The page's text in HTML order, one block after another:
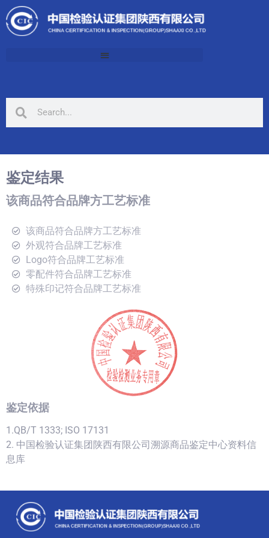
鉴定结果
该商品符合品牌方工艺标准
该商品符合品牌方工艺标准
外观符合品牌工艺标准
Logo符合品牌工艺标准
零配件符合品牌工艺标准
特殊印记符合品牌工艺标准
鉴定依据
1.QB/T 1333; ISO 17131
2. 中国检验认证集团陕西有限公司溯源商品鉴定中心资料信
息库